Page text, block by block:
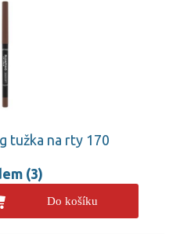
tužka na rty 170
(3)
Do košíku